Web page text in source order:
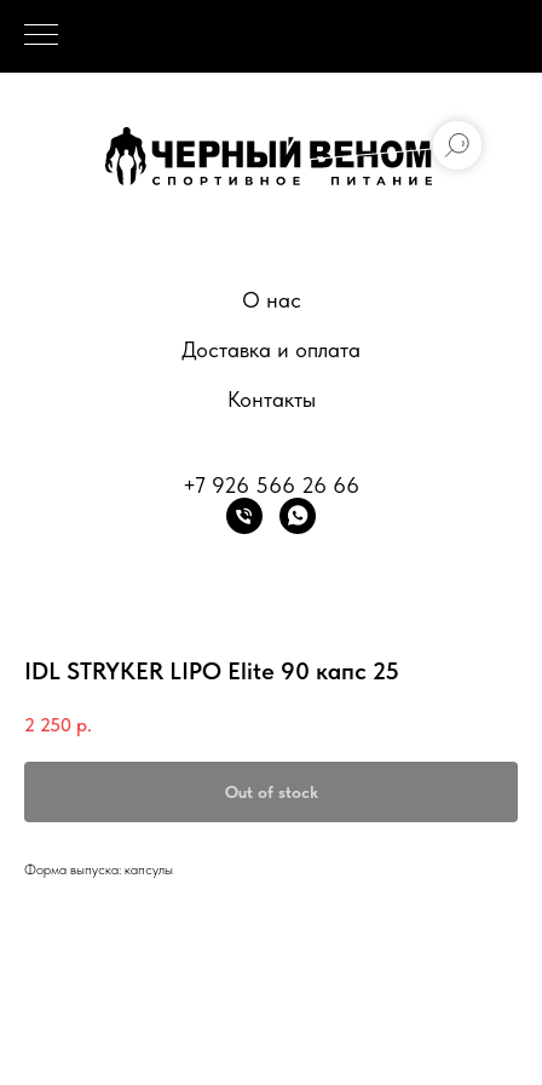
О нас
Доставка и оплата
Контакты
+7 926 566 26 66
IDL STRYKER LIPO Elite 90 капс 25
2 250 р.
Out of stock
Форма выпуска: капсулы